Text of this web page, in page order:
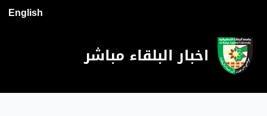
English
اخبار البلقاء مباشر